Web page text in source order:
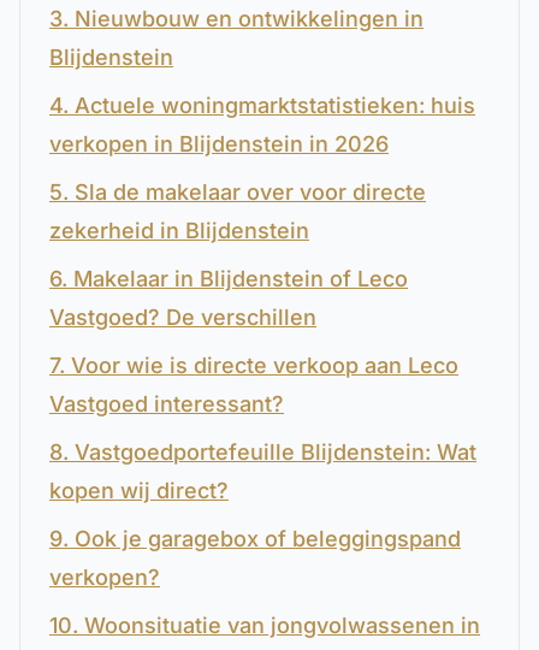
3. Nieuwbouw en ontwikkelingen in
Blijdenstein
4. Actuele woningmarktstatistieken: huis
verkopen in Blijdenstein in 2026
5. Sla de makelaar over voor directe
zekerheid in Blijdenstein
6. Makelaar in Blijdenstein of Leco
Vastgoed? De verschillen
7. Voor wie is directe verkoop aan Leco
Vastgoed interessant?
8. Vastgoedportefeuille Blijdenstein: Wat
kopen wij direct?
9. Ook je garagebox of beleggingspand
verkopen?
10. Woonsituatie van jongvolwassenen in